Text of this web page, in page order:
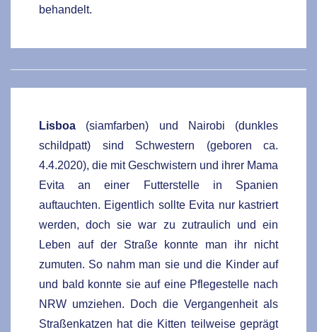
behandelt.
Lisboa (siamfarben) und Nairobi (dunkles
schildpatt) sind Schwestern (geboren ca.
4.4.2020), die mit Geschwistern und ihrer Mama
Evita an einer Futterstelle in Spanien
auftauchten. Eigentlich sollte Evita nur kastriert
werden, doch sie war zu zutraulich und ein
Leben auf der Straße konnte man ihr nicht
zumuten. So nahm man sie und die Kinder auf
und bald konnte sie auf eine Pflegestelle nach
NRW umziehen. Doch die Vergangenheit als
Straßenkatzen hat die Kitten teilweise geprägt